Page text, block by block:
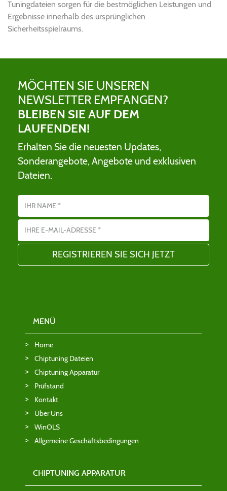
Tuningdateien sorgen für die bestmöglichen Leistungen und
Ergebnisse innerhalb des ursprünglichen
Sicherheitsspielraums.
MÖCHTEN SIE UNSEREN
NEWSLETTER EMPFANGEN?
BLEIBEN SIE AUF DEM
LAUFENDEN!
Erhalten Sie die neuesten Updates,
Sonderangebote, Angebote und exklusiven
Dateien.
Name
E-Mail-Adresse
MENÜ
Home
Chiptuning Dateien
Chiptuning Apparatur
Prüfstand
Kontakt
Über Uns
WinOLS
Allgemeine Geschäftsbedingungen
CHIPTUNING APPARATUR